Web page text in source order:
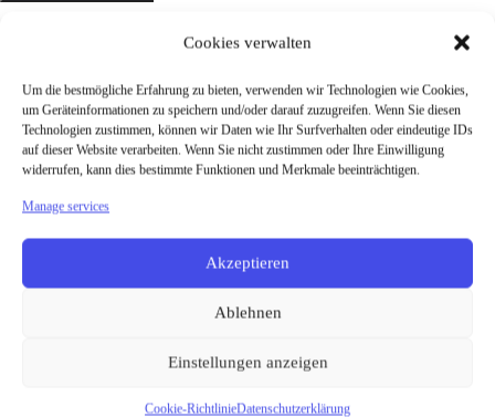
Cookies verwalten
Um die bestmögliche Erfahrung zu bieten, verwenden wir Technologien wie Cookies,
um Geräteinformationen zu speichern und/oder darauf zuzugreifen. Wenn Sie diesen
Technologien zustimmen, können wir Daten wie Ihr Surfverhalten oder eindeutige IDs
auf dieser Website verarbeiten. Wenn Sie nicht zustimmen oder Ihre Einwilligung
widerrufen, kann dies bestimmte Funktionen und Merkmale beeinträchtigen.
Manage services
Akzeptieren
Ablehnen
Einstellungen anzeigen
Cookie-RichtlinieDatenschutzerklärung
Password will be generated and sent to your email address.
Facebook
Google
Jobs in Madrid
Jobs, die perfekt zu dir passen könnten!